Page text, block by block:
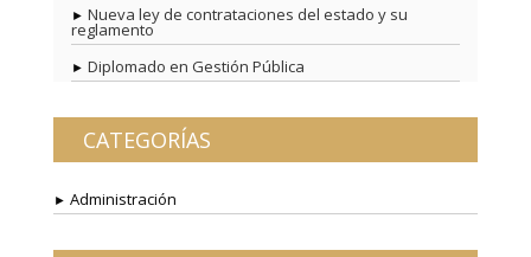
Nueva ley de contrataciones del estado y su
reglamento
Diplomado en Gestión Pública
CATEGORÍAS
Administración